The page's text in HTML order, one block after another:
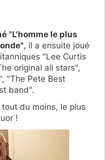
"L'homme le plus
, il a ensuite joué
"Lee Curtis
original all stars",
"The Pete Best
band".
tout du moins, le plus
!